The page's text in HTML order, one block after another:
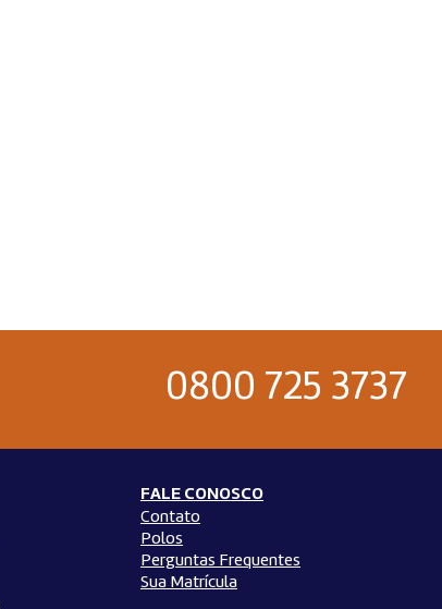
0800 725 3737
FALE CONOSCO
Contato
Polos
Perguntas Frequentes
Sua Matrícula